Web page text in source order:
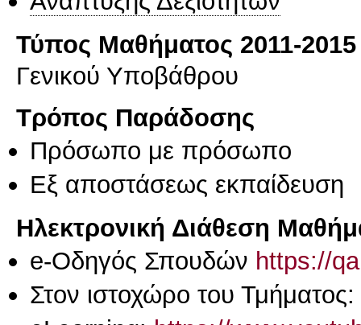
Τύπος Μαθήματος 2011-2015
Γενικού Υποβάθρου
Τρόπος Παράδοσης
Πρόσωπο με πρόσωπο
Eξ απoστάσεως εκπαίδευση
Ηλεκτρονική Διάθεση
e-Οδηγός Σπουδών https://
Στον ιστοχώρο του Τμήματος: